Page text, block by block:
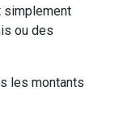
simplement
ou des
les montants